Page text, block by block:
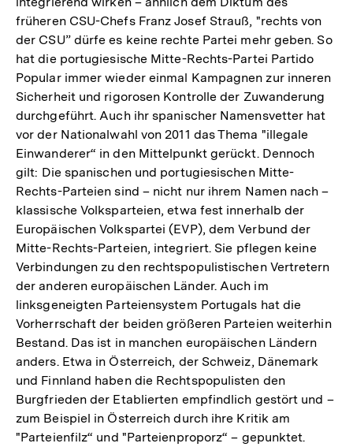
früheren CSU-Chefs Franz Josef Strauß, "rechts von
der CSU” dürfe es keine rechte Partei mehr geben. So
hat die portugiesische Mitte-Rechts-Partei Partido
Popular immer wieder einmal Kampagnen zur inneren
Sicherheit und rigorosen Kontrolle der Zuwanderung
durchgeführt. Auch ihr spanischer Namensvetter hat
vor der Nationalwahl von 2011 das Thema "illegale
Einwanderer“ in den Mittelpunkt gerückt. Dennoch
gilt: Die spanischen und portugiesischen Mitte-
Rechts-Parteien sind – nicht nur ihrem Namen nach –
klassische Volksparteien, etwa fest innerhalb der
Europäischen Volkspartei (EVP), dem Verbund der
Mitte-Rechts-Parteien, integriert. Sie pflegen keine
Verbindungen zu den rechtspopulistischen Vertretern
der anderen europäischen Länder. Auch im
linksgeneigten Parteiensystem Portugals hat die
Vorherrschaft der beiden größeren Parteien weiterhin
Bestand. Das ist in manchen europäischen Ländern
anders. Etwa in Österreich, der Schweiz, Dänemark
und Finnland haben die Rechtspopulisten den
Burgfrieden der Etablierten empfindlich gestört und –
zum Beispiel in Österreich durch ihre Kritik am
"Parteienfilz“ und "Parteienproporz“ – gepunktet.